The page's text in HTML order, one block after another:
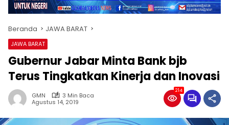
Beranda JAWA BARAT
JAWA BARAT
Gubernur Jabar Minta Bank bjb
Terus Tingkatkan Kinerja dan Inovasi
GMN
3 Min Baca
Agustus 14, 2019
214